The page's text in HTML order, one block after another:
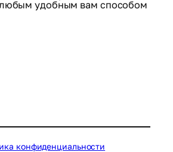
удобным вам способом
конфиденциальности